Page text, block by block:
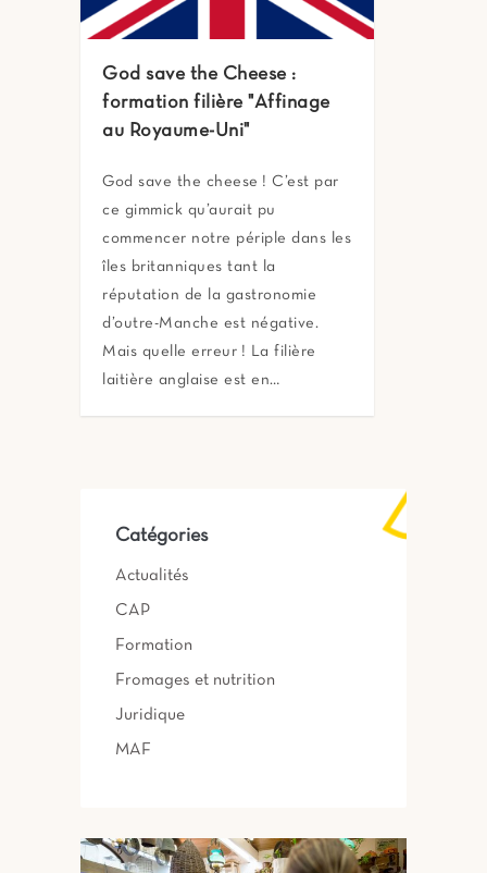
God save the Cheese :
formation filière "Affinage
au Royaume-Uni"
God save the cheese ! C’est par
ce gimmick qu’aurait pu
commencer notre périple dans les
îles britanniques tant la
réputation de la gastronomie
d’outre-Manche est négative.
Mais quelle erreur ! La filière
laitière anglaise est en…
Catégories
Actualités
CAP
Formation
Fromages et nutrition
Juridique
MAF